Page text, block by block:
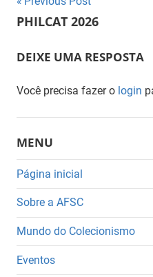
Navegação
de
Post
PHILCAT 2026
DEIXE UMA RESPOSTA
Você precisa fazer o login
MENU
Página inicial
Sobre a AFSC
Mundo do Colecionismo
Eventos